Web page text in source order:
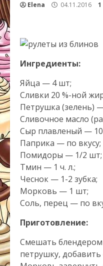
Elena 04.11.2016
Ингредиенты:
Яйца — 4 шт;
Сливки 20 %-ной
Петрушка (зелень)
Сливочное масло
Сыр плавленый —
Паприка — по вкусу;
Помидоры — 1/2 шт;
Тмин — 1 ч. л.;
Чеснок — 1-2 зубка;
Морковь — 1 шт;
Соль, перец — по
Приготовление:
Смешать блендером
петрушку, добавить